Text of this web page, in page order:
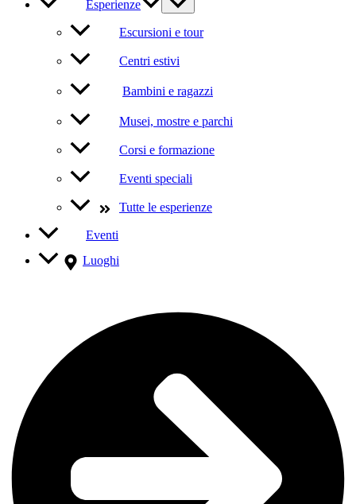
Esperienze
Escursioni e tour
Centri estivi
Bambini e ragazzi
Musei, mostre e parchi
Corsi e formazione
Eventi speciali
Tutte le esperienze
Eventi
Luoghi